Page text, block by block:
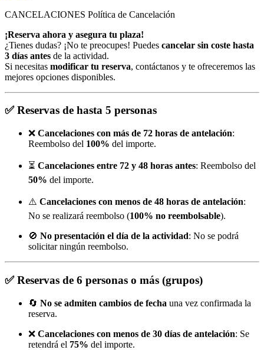
CANCELACIONES Política de Cancelación
¡Reserva ahora y asegura tu plaza!
¿Tienes dudas? ¡No te preocupes! Puedes cancelar sin coste hasta
3 días antes de la actividad.
Si necesitas modificar tu reserva, contáctanos y te ofreceremos las
mejores opciones disponibles.
✅Reservas de hasta 5 personas
❌ Cancelaciones con más de 72 horas de antelación:
Reembolso del 100% del importe.
⏳ Cancelaciones entre 72 y 48 horas antes: Reembolso del
50% del importe.
⚠️ Cancelaciones con menos de 48 horas de antelación:
No se realizará reembolso (100% no reembolsable).
🚫 No presentación el día de la actividad: No se podrá
solicitar ningún reembolso.
✅Reservas de 6 personas o más (grupos)
🔄 No se admiten cambios de fecha una vez confirmada la
reserva.
❌ Cancelaciones con menos de 30 días de antelación: Se
retendrá el 75% del importe.